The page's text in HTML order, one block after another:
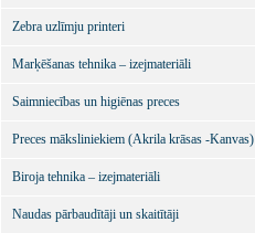
Zebra uzlīmju printeri
Marķēšanas tehnika – izejmateriāli
Saimniecības un higiēnas preces
Preces māksliniekiem (Akrila krāsas -Kanvas)
Biroja tehnika – izejmateriāli
Naudas pārbaudītāji un skaitītāji